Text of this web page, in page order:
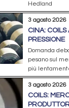
Hedland
3 agosto 2026
CINA: COILS
PRESSIONE
Domanda
pesano sul
più
3 agosto 2026
COILS: